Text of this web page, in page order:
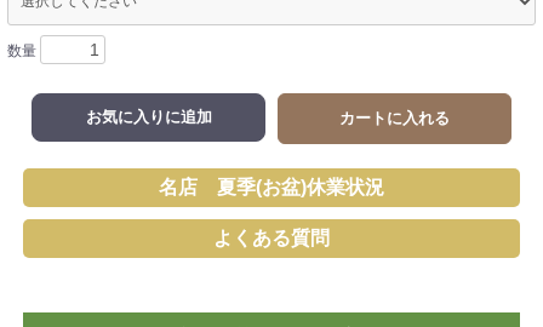
数量
お気に入りに追加 カートに入れる
名店 夏季(お盆)休業状況
よくある質問